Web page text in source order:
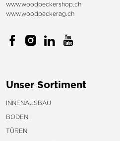
www.woodpeckershop.ch
www.woodpeckerag.ch
Unser Sortiment
INNENAUSBAU
BODEN
TÜREN